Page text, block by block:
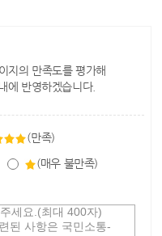
지의 만족도를 평가해
에 반영하겠습니다.
(만족)
(매우 불만족)